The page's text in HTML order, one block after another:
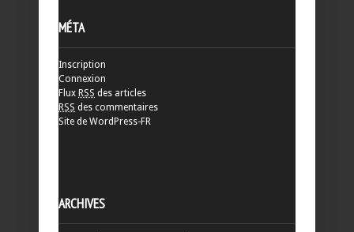
MÉTA
Inscription
Connexion
Flux RSS des articles
RSS des commentaires
Site de WordPress-FR
ARCHIVES